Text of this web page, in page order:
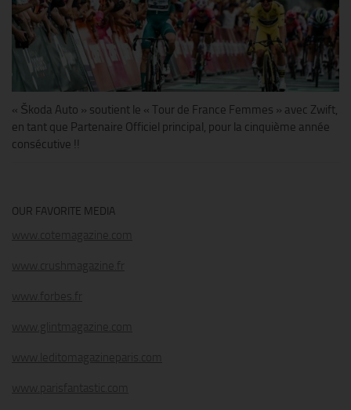
« Škoda Auto » soutient le « Tour de France Femmes » avec Zwift,
en tant que Partenaire Officiel principal, pour la cinquième année
consécutive !!
OUR FAVORITE MEDIA
www.cotemagazine.com
www.crushmagazine.fr
www.forbes.fr
www.glintmagazine.com
www.leditomagazineparis.com
www.parisfantastic.com